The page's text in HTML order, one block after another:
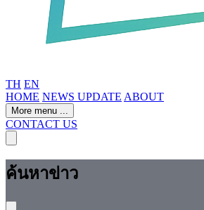
TH EN
HOME NEWS UPDATE ABOUT
More menu ...
CONTACT US
ค้นหาข่าว